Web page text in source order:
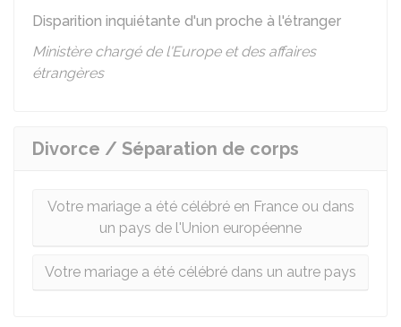
Disparition inquiétante d'un proche à l'étranger
Ministère chargé de l'Europe et des affaires
étrangères
Divorce / Séparation de corps
Votre mariage a été célébré en France ou dans
un pays de l'Union européenne
Votre mariage a été célébré dans un autre pays